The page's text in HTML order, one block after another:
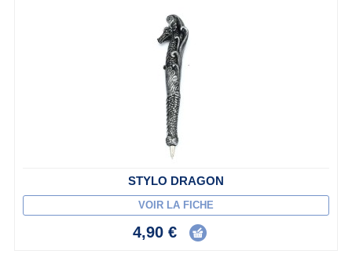
STYLO DRAGON
VOIR LA FICHE
4,90 €